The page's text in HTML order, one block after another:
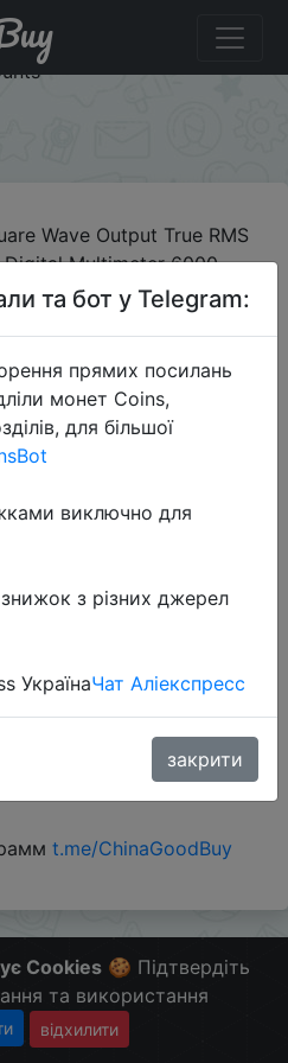
MUSTOOL MT108T
NCV Temperature Tester
Square Wave
NCV Temperature
6000
"20MT108T"
магазину
t.me/ChinaGoodBuy
Cookies 🍪 Підтвердіть
та використання
відхилити
та бот у Telegram:
прямих посилань
монет Coins,
для більшої
виключно для
з різних джерел
УкраїнаЧат Аліекспресс
закрити